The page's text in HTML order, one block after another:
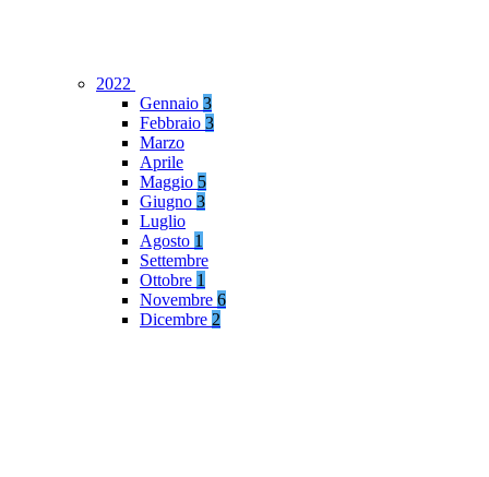
2022
Gennaio 3
Febbraio 3
Marzo
Aprile
Maggio 5
Giugno 3
Luglio
Agosto 1
Settembre
Ottobre 1
Novembre 6
Dicembre 2